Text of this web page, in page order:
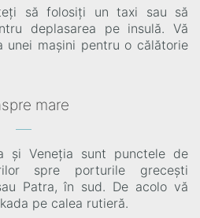
să folosiți un taxi sau să
deplasarea pe insulă. Vă
unei mașini pentru o călătorie
mare
și Veneția sunt punctele de
spre porturile grecești
Patra, în sud. De acolo vă
pe calea rutieră.